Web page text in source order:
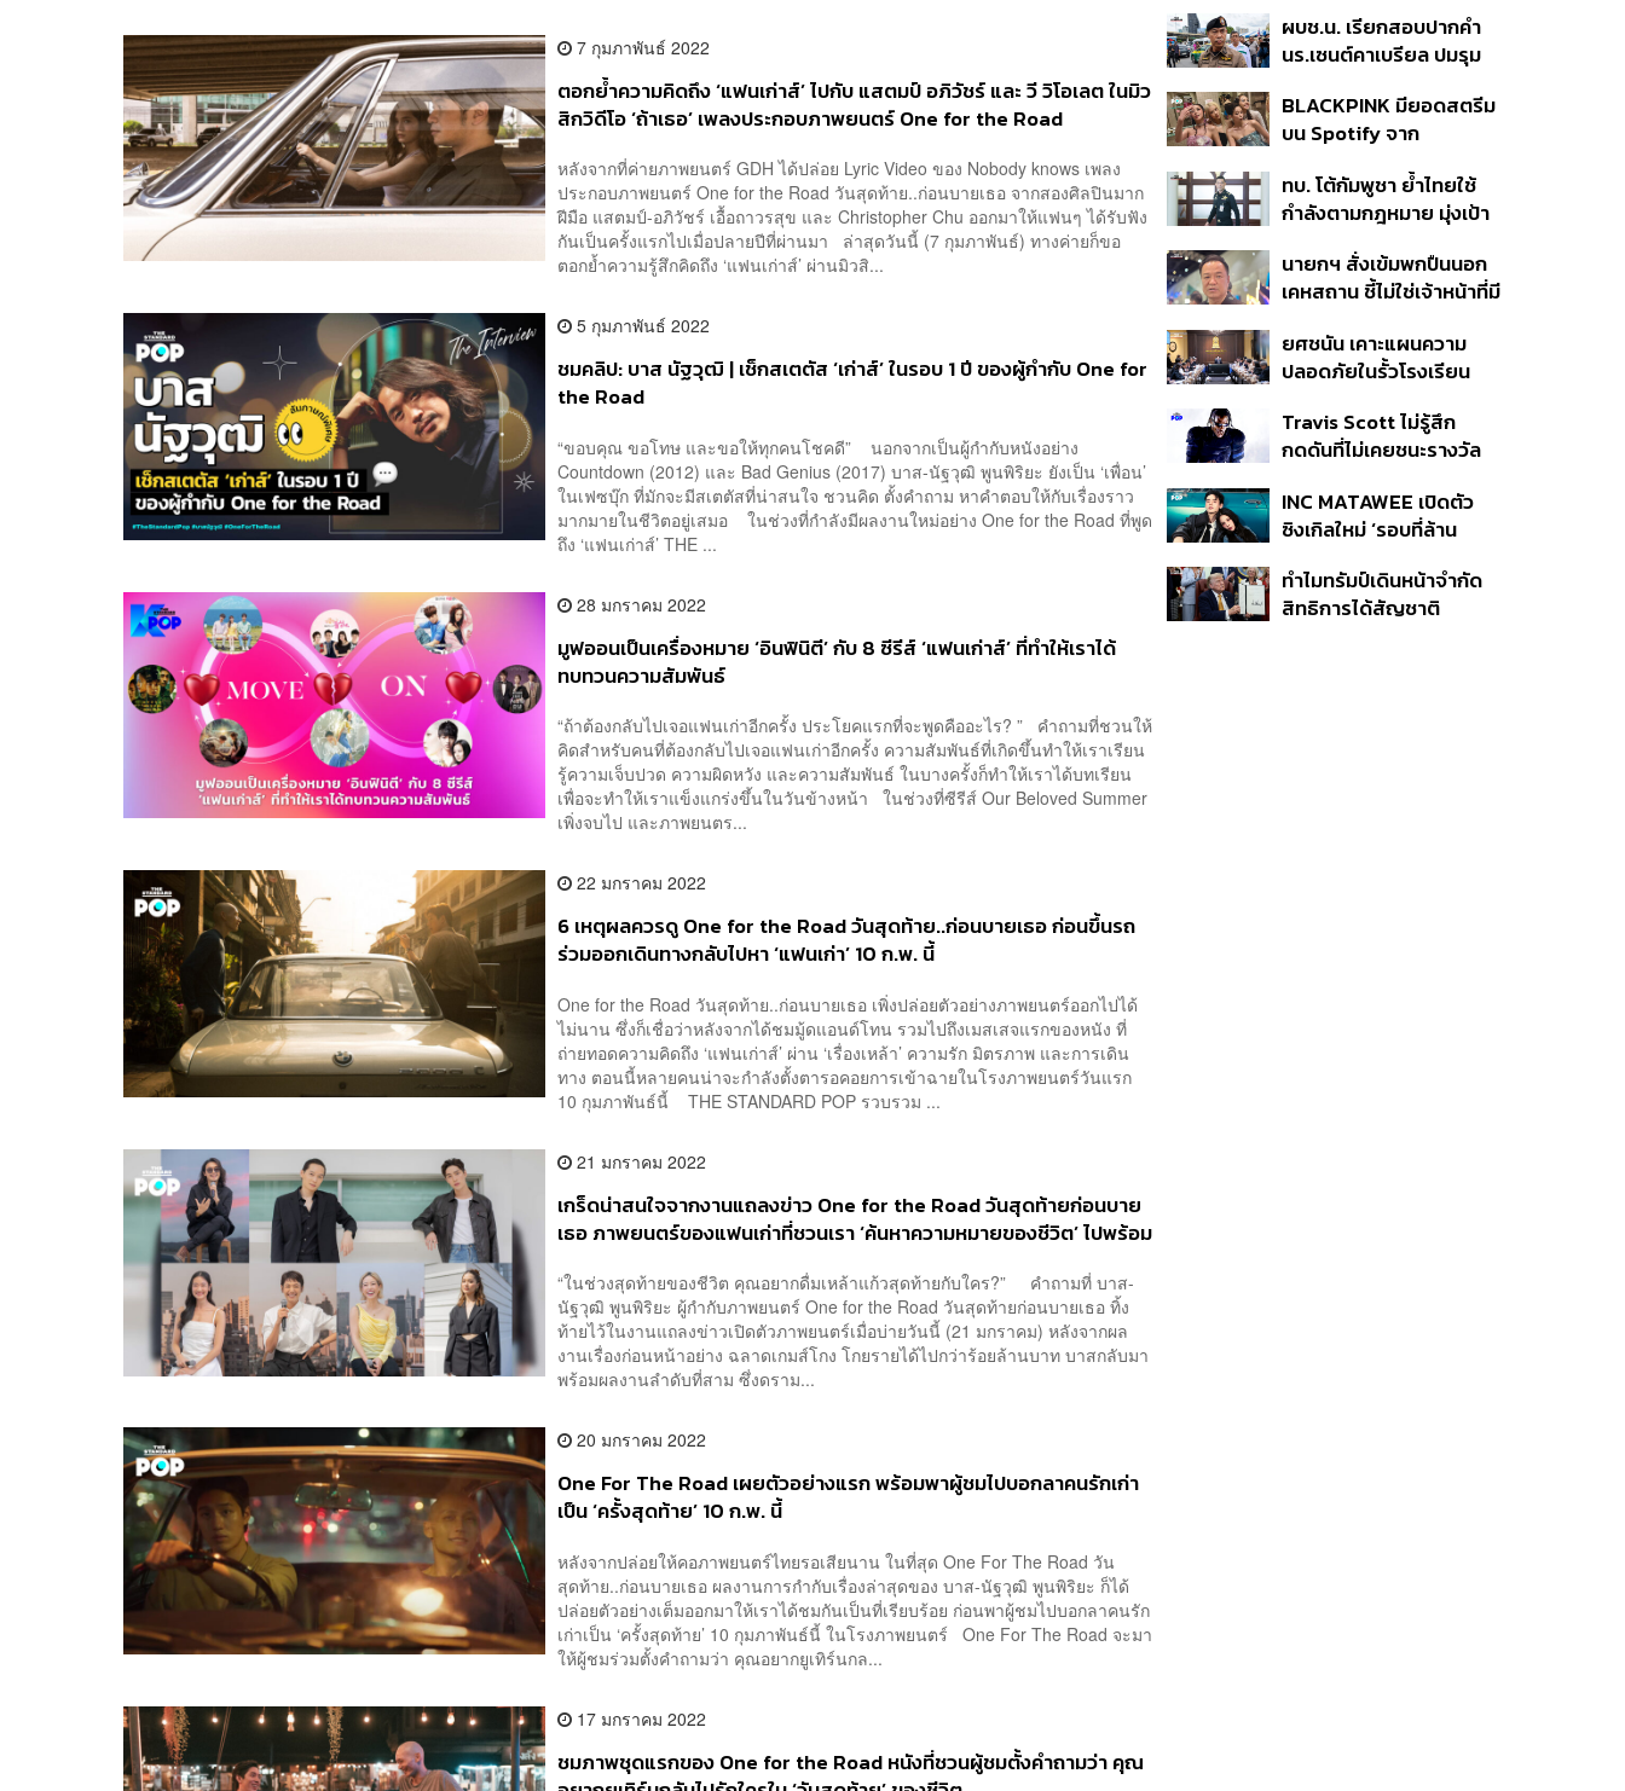
7 กุมภาพันธ์ 2022
ตอกย้ำความคิดถึง ‘แฟนเก่าส์’ ไปกับ แสตมป์ อภิวัชร์ และ วี วิโอเลต ในมิว
สิกวิดีโอ ‘ถ้าเธอ’ เพลงประกอบภาพยนตร์ One for the Road
หลังจากที่ค่ายภาพยนตร์ GDH ได้ปล่อย Lyric Video ของ Nobody knows เพลง
ประกอบภาพยนตร์ One for the Road วันสุดท้าย..ก่อนบายเธอ จากสองศิลปินมาก
ฝีมือ แสตมป์-อภิวัชร์ เอื้อถาวรสุข และ Christopher Chu ออกมาให้แฟนๆ ได้รับฟัง
กันเป็นครั้งแรกไปเมื่อปลายปีที่ผ่านมา ล่าสุดวันนี้ (7 กุมภาพันธ์) ทางค่ายก็ขอ
ตอกย้ำความรู้สึกคิดถึง ‘แฟนเก่าส์’ ผ่านมิวสิ...
5 กุมภาพันธ์ 2022
ชมคลิป: บาส นัฐวุฒิ | เช็กสเตตัส ‘เก่าส์’ ในรอบ 1 ปี ของผู้กำกับ One for
the Road
“ขอบคุณ ขอโทษ และขอให้ทุกคนโชคดี” นอกจากเป็นผู้กำกับหนังอย่าง
Countdown (2012) และ Bad Genius (2017) บาส-นัฐวุฒิ พูนพิริยะ ยังเป็น ‘เพื่อน’
ในเฟซบุ๊ก ที่มักจะมีสเตตัสที่น่าสนใจ ชวนคิด ตั้งคำถาม หาคำตอบให้กับเรื่องราว
มากมายในชีวิตอยู่เสมอ ในช่วงที่กำลังมีผลงานใหม่อย่าง One for the Road ที่พูด
ถึง ‘แฟนเก่าส์’ THE ...
28 มกราคม 2022
มูฟออนเป็นเครื่องหมาย ‘อินฟินิตี’ กับ 8 ซีรีส์ ‘แฟนเก่าส์’ ที่ทำให้เราได้
ทบทวนความสัมพันธ์
“ถ้าต้องกลับไปเจอแฟนเก่าอีกครั้ง ประโยคแรกที่จะพูดคืออะไร? ” คำถามที่ชวนให้
คิดสำหรับคนที่ต้องกลับไปเจอแฟนเก่าอีกครั้ง ความสัมพันธ์ที่เกิดขึ้นทำให้เราเรียน
รู้ความเจ็บปวด ความผิดหวัง และความสัมพันธ์ ในบางครั้งก็ทำให้เราได้บทเรียน
เพื่อจะทำให้เราแข็งแกร่งขึ้นในวันข้างหน้า ในช่วงที่ซีรีส์ Our Beloved Summer
เพิ่งจบไป และภาพยนตร...
22 มกราคม 2022
6 เหตุผลควรดู One for the Road วันสุดท้าย..ก่อนบายเธอ ก่อนขึ้นรถ
ร่วมออกเดินทางกลับไปหา ‘แฟนเก่า’ 10 ก.พ. นี้
One for the Road วันสุดท้าย..ก่อนบายเธอ เพิ่งปล่อยตัวอย่างภาพยนตร์ออกไปได้
ไม่นาน ซึ่งก็เชื่อว่าหลังจากได้ชมมู้ดแอนด์โทน รวมไปถึงเมสเสจแรกของหนัง ที่
ถ่ายทอดความคิดถึง ‘แฟนเก่าส์’ ผ่าน ‘เรื่องเหล้า’ ความรัก มิตรภาพ และการเดิน
ทาง ตอนนี้หลายคนน่าจะกำลังตั้งตารอคอยการเข้าฉายในโรงภาพยนตร์วันแรก
10 กุมภาพันธ์นี้ THE STANDARD POP รวบรวม ...
21 มกราคม 2022
เกร็ดน่าสนใจจากงานแถลงข่าว One for the Road วันสุดท้ายก่อนบาย
เธอ ภาพยนตร์ของแฟนเก่าที่ชวนเรา ‘ค้นหาความหมายของชีวิต’ ไปพร้อม
“ในช่วงสุดท้ายของชีวิต คุณอยากดื่มเหล้าแก้วสุดท้ายกับใคร?” คำถามที่ บาส-
นัฐวุฒิ พูนพิริยะ ผู้กำกับภาพยนตร์ One for the Road วันสุดท้ายก่อนบายเธอ ทิ้ง
ท้ายไว้ในงานแถลงข่าวเปิดตัวภาพยนตร์เมื่อบ่ายวันนี้ (21 มกราคม) หลังจากผล
งานเรื่องก่อนหน้าอย่าง ฉลาดเกมส์โกง โกยรายได้ไปกว่าร้อยล้านบาท บาสกลับมา
พร้อมผลงานลำดับที่สาม ซึ่งดราม...
20 มกราคม 2022
One For The Road เผยตัวอย่างแรก พร้อมพาผู้ชมไปบอกลาคนรักเก่า
เป็น ‘ครั้งสุดท้าย’ 10 ก.พ. นี้
หลังจากปล่อยให้คอภาพยนตร์ไทยรอเสียนาน ในที่สุด One For The Road วัน
สุดท้าย..ก่อนบายเธอ ผลงานการกำกับเรื่องล่าสุดของ บาส-นัฐวุฒิ พูนพิริยะ ก็ได้
ปล่อยตัวอย่างเต็มออกมาให้เราได้ชมกันเป็นที่เรียบร้อย ก่อนพาผู้ชมไปบอกลาคนรัก
เก่าเป็น ‘ครั้งสุดท้าย’ 10 กุมภาพันธ์นี้ ในโรงภาพยนตร์ One For The Road จะมา
ให้ผู้ชมร่วมตั้งคำถามว่า คุณอยากยูเทิร์นกล...
17 มกราคม 2022
ชมภาพชุดแรกของ One for the Road หนังที่ชวนผู้ชมตั้งคำถามว่า คุณ
ถามมีต่อไหม นายกฯ ตอบ
‘เดี๋ยวจะพยายาม’
ผบช.น. เรียกสอบปากคำ
นร.เซนต์คาเบรียล ปมรุม
ดำเนินคดีแล้ว
BLACKPINK มียอดสตรีม
บน Spotify จาก
ครั้ง ตลอด 10 ปีที่ผ่านมา
ทบ. โต้กัมพูชา ย้ำไทยใช้
กำลังตามกฎหมาย มุ่งเป้า
หายไทยไม่อาจลบด้วย
ข้อมูลบิดเบือน
นายกฯ สั่งเข้มพกปืนนอก
เคหสถาน ชี้ไม่ใช่เจ้าหน้าที่มี
ก่อเหตุ เจ้าของร่วมรับผิด
ยศชนัน เคาะแผนความ
ปลอดภัยในรั้วโรงเรียน
ดูแล-คุมเข้มคัดกรองสิ่ง
ผิดกฎหมาย
Travis Scott ไม่รู้สึก
กดดันที่ไม่เคยชนะรางวัล
แล้ว 10 ครั้ง
INC MATAWEE เปิดตัว
ซิงเกิลใหม่ ‘รอบที่ล้าน
มาแสดงในมิวสิกวิดีโอ
ทำไมทรัมป์เดินหน้าจำกัด
สิทธิการได้สัญชาติ